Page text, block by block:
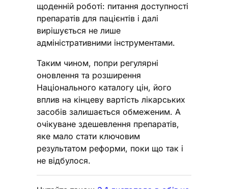
щоденній роботі: питання доступності
препаратів для пацієнтів і далі
вирішується не лише
адміністративними інструментами.
Таким чином, попри регулярні
оновлення та розширення
Національного каталогу цін, його
вплив на кінцеву вартість лікарських
засобів залишається обмеженим. А
очікуване здешевлення препаратів,
яке мало стати ключовим
результатом реформи, поки що так і
не відбулося.